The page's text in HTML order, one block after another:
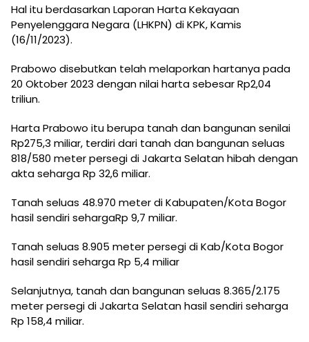
Hal itu berdasarkan Laporan Harta Kekayaan
Penyelenggara Negara (LHKPN) di KPK, Kamis
(16/11/2023).
Prabowo disebutkan telah melaporkan hartanya pada
20 Oktober 2023 dengan nilai harta sebesar Rp2,04
triliun.
Harta Prabowo itu berupa tanah dan bangunan senilai
Rp275,3 miliar, terdiri dari tanah dan bangunan seluas
818/580 meter persegi di Jakarta Selatan hibah dengan
akta seharga Rp 32,6 miliar.
Tanah seluas 48.970 meter di Kabupaten/Kota Bogor
hasil sendiri sehargaRp 9,7 miliar.
Tanah seluas 8.905 meter persegi di Kab/Kota Bogor
hasil sendiri seharga Rp 5,4 miliar
Selanjutnya, tanah dan bangunan seluas 8.365/2.175
meter persegi di Jakarta Selatan hasil sendiri seharga
Rp 158,4 miliar.